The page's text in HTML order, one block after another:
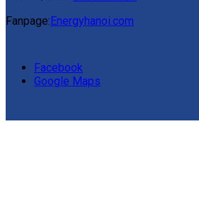
Fanpage: Energyhanoi.com
Facebook
Google Maps